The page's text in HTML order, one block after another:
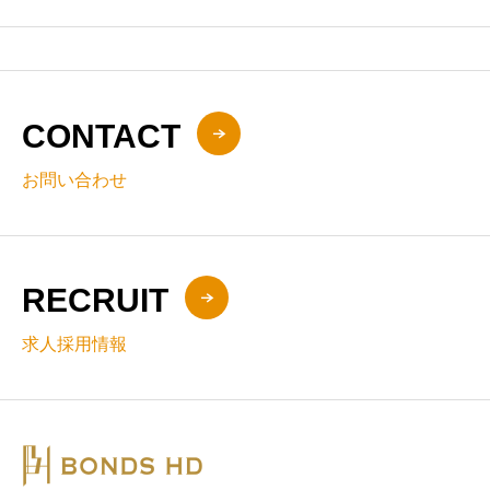
CONTACT
お問い合わせ
RECRUIT
求人採用情報